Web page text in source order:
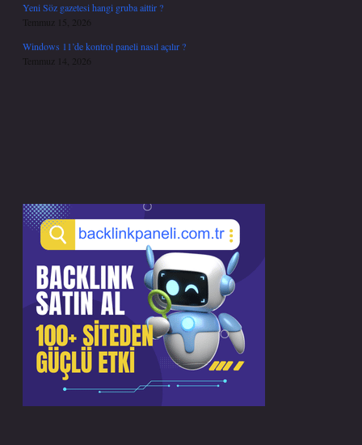
Yeni Söz gazetesi hangi gruba aittir ?
Temmuz 15, 2026
Windows 11’de kontrol paneli nasıl açılır ?
Temmuz 14, 2026